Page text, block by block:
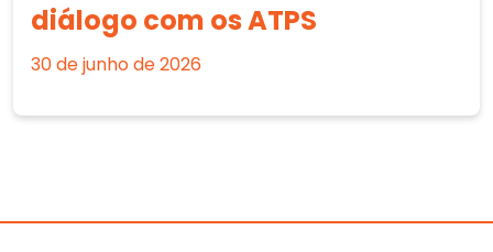
diálogo com os ATPS
30 de junho de 2026